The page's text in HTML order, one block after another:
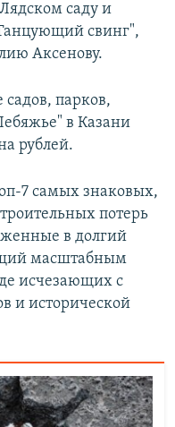
саду и
свинг",
Аксенову.
парков,
в Казани
рублей.
7 самых знаковых,
потерь
в долгий
масштабным
исчезающих с
и исторической